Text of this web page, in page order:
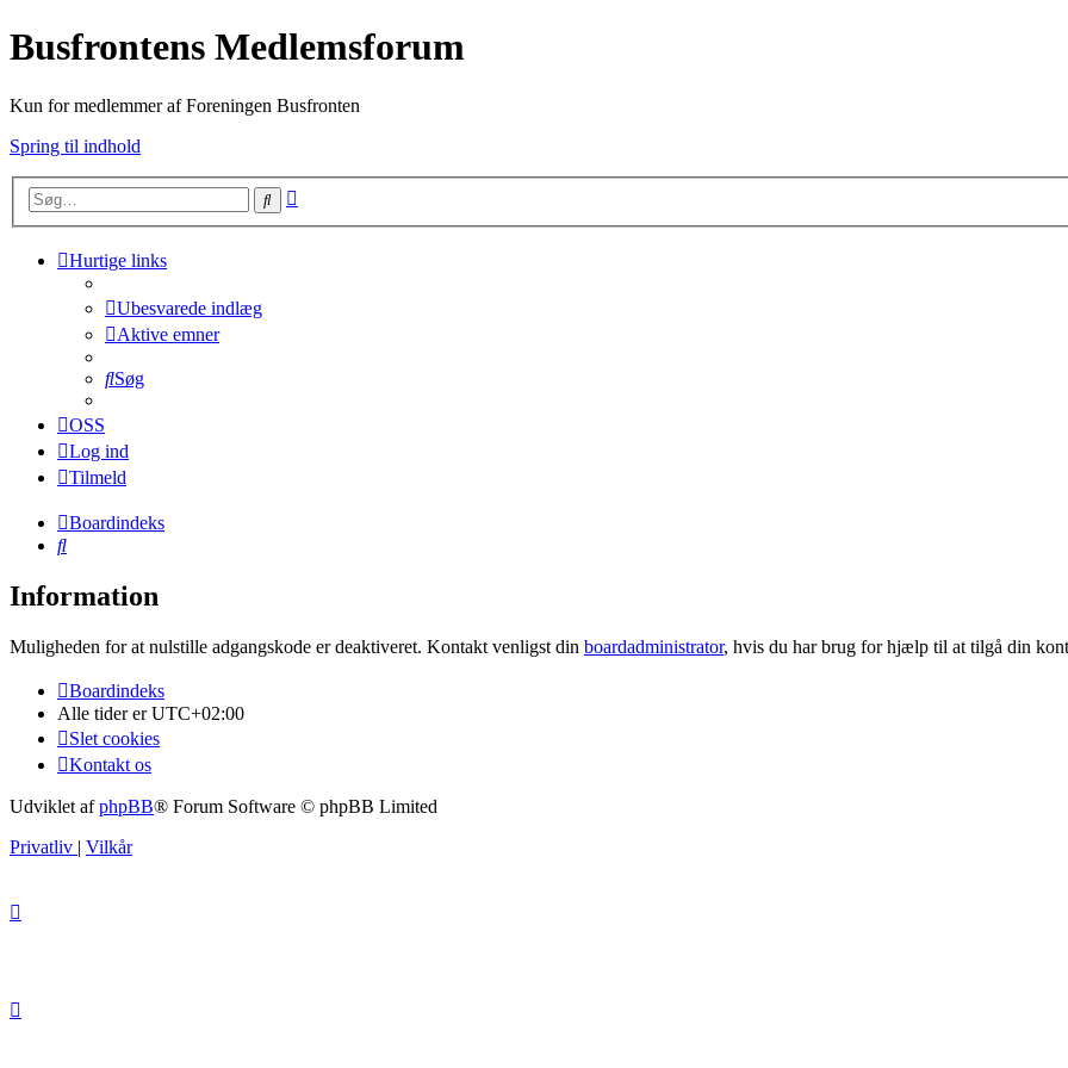
Busfrontens Medlemsforum
Kun for medlemmer af Foreningen Busfronten
Spring til indhold
Søg
Hurtige links
Ubesvarede indlæg
Aktive emner
Søg
OSS
Log ind
Tilmeld
Boardindeks
Søg
Information
Muligheden for at nulstille adgangskode er deaktiveret. Kontakt venligst din boardadministrator, hvis du har brug for hjælp til at tilgå din
Boardindeks
Alle tider erUTC+02:00
Slet cookies
Kontakt os
Udviklet afphpBB® Forum Software © phpBB Limited
Privatliv | Vilkår